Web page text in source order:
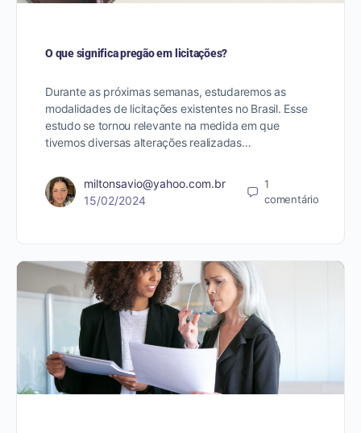
O que significa pregão em licitações?
Durante as próximas semanas, estudaremos as
modalidades de licitações existentes no Brasil. Esse
estudo se tornou relevante na medida em que
tivemos diversas alterações realizadas…
miltonsavio@yahoo.com.br
15/02/2024
1
comentário